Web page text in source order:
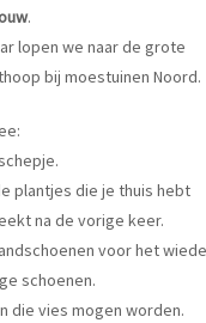
.
lopen we naar de grote
bij moestuinen Noord.
plantjes die je thuis hebt
na de vorige keer.
voor het
schoenen.
die vies mogen worden.